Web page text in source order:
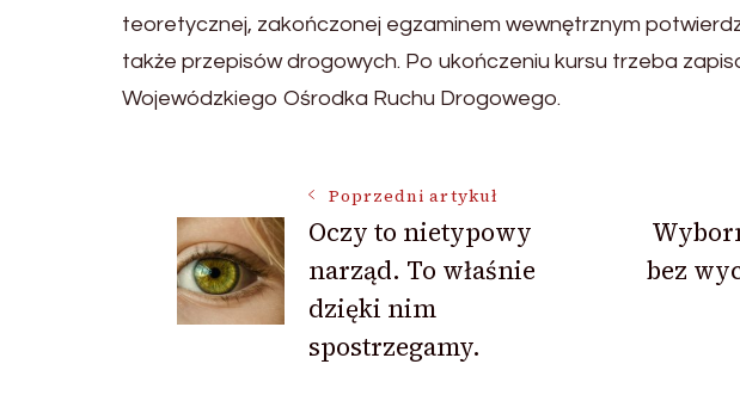
teoretycznej, zakończonej egzaminem wewnętrznym
także przepisów drogowych. Po ukończeniu kursu trzeba
Wojewódzkiego Ośrodka Ruchu Drogowego.
Nawigacja
wpisu
Poprzedni artykuł
Oczy to nietypowy
narząd. To właśnie
dzięki nim
spostrzegamy.
bez